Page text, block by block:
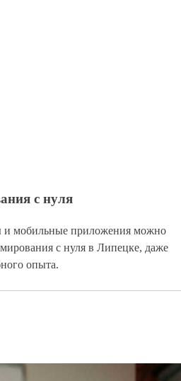
с нуля
и мобильные приложения можно
с нуля в Липецке, даже
опыта.